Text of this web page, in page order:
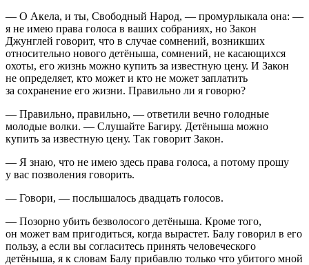
— О Акела, и ты, Свободный Народ, — промурлыкала она: —
я не имею права голоса в ваших собраниях, но Закон
Джунглей говорит, что в случае сомнений, возникших
относительно нового детёныша, сомнений, не касающихся
охоты, его жизнь можно купить за известную цену. И Закон
не определяет, кто может и кто не может заплатить
за сохранение его жизни. Правильно ли я говорю?
— Правильно, правильно, — ответили вечно голодные
молодые волки. — Слушайте Багиру. Детёныша можно
купить за известную цену. Так говорит Закон.
— Я знаю, что не имею здесь права голоса, а потому прошу
у вас позволения говорить.
— Говори, — послышалось двадцать голосов.
— Позорно убить безволосого детёныша. Кроме того,
он может вам пригодиться, когда вырастет. Балу говорил в его
пользу, а если вы согласитесь принять человеческого
детёныша, я к словам Балу прибавлю только что убитого мной